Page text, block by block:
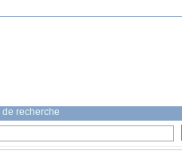
de recherche